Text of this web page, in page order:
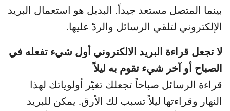
بينما المتصل مستعد جيداً. البديل هو استعمال البريد
الإلكتروني لتلقي الرسائل والردّ عليها.
لا تجعل قراءة البريد الالكتروني أول شيء تفعله في
الصباح أو آخر شيء تقوم به ليلاً
قراءة الرسائل صباحاً تجعلك تغيّر أولوياتك لهذا
النهار وقراءتها ليلاً تسبب لك الأرق. يمكن للبريد